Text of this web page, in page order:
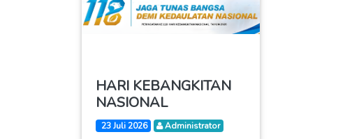
HARI KEBANGKITAN
NASIONAL
23 Juli 2026 Administrator